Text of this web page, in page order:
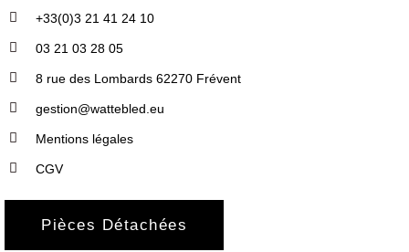
+33(0)3 21 41 24 10
03 21 03 28 05
8 rue des Lombards 62270 Frévent
gestion@wattebled.eu
Mentions légales
CGV
Pièces Détachées